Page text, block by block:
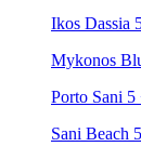
Ikos Dassia
Mykonos
Porto Sani 5
Sani Beach 5